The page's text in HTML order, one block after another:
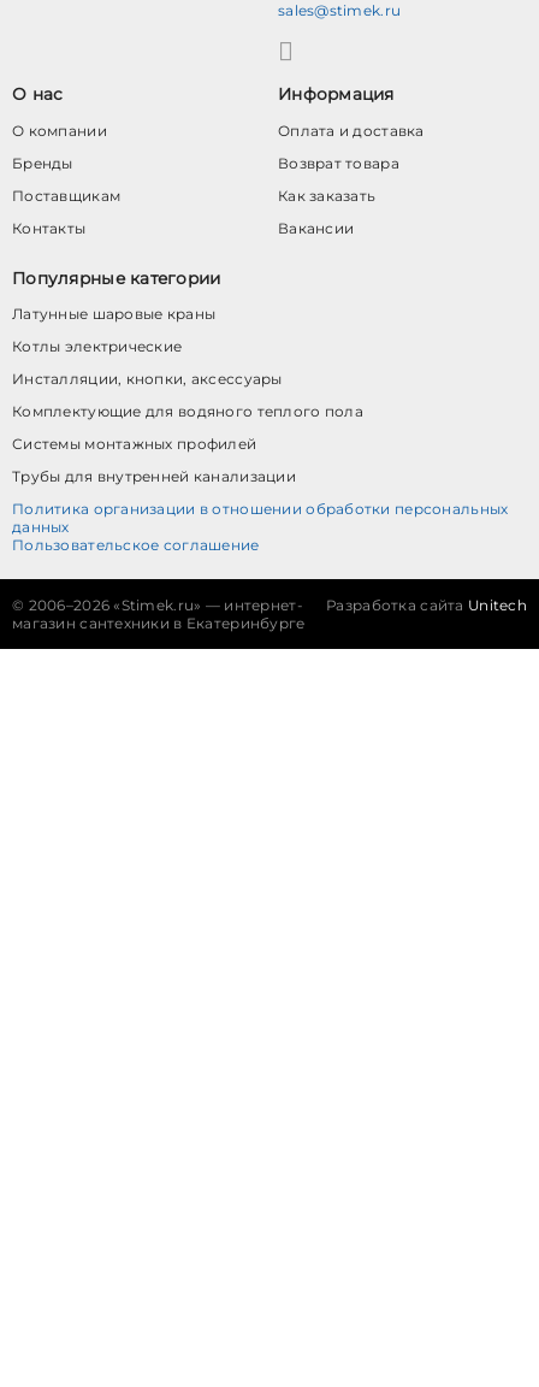
sales@stimek.ru
О нас
О компании
Бренды
Поставщикам
Контакты
Информация
Оплата и доставка
Возврат товара
Как заказать
Вакансии
Популярные категории
Латунные шаровые краны
Котлы электрические
Инсталляции, кнопки, аксессуары
Комплектующие для водяного теплого пола
Системы монтажных профилей
Трубы для внутренней канализации
Политика организации в отношении обработки персональных
данных
Пользовательское соглашение
© 2006–2026 «Stimek.ru» — интернет-
магазин сантехники в Екатеринбурге
Разработка сайта Unitech